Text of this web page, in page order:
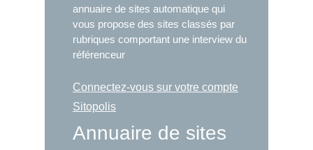
annuaire de sites automatique qui
vous propose des sites classés par
rubriques comportant une interview du
référenceur
Connectez-vous sur votre compte
Sitopolis
Annuaire de sites